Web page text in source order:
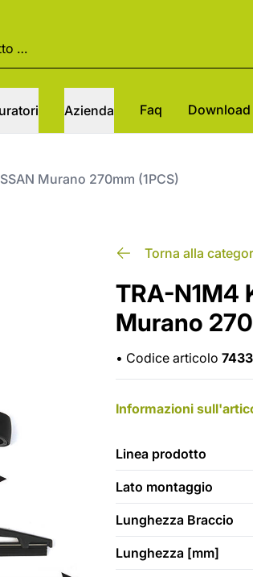
Azienda Faq Download
Murano 270mm (1PCS)
Torna alla
TRA-N1M4
Murano
• Codice articolo
Informazioni
Linea prodotto
Lato montaggio
Lunghezza Braccio
Lunghezza [mm]